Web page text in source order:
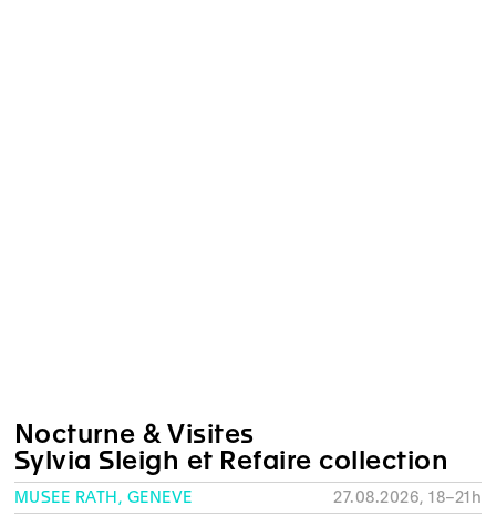
Nocturne & Visites
Sylvia Sleigh et Refaire collection
MUSÉE RATH, GENÈVE 27.08.2026, 18–21h